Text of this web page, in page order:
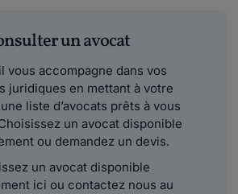
un avocat
vous accompagne dans vos
juridiques en mettant à votre
liste d’avocats prêts à vous
un avocat disponible
ou demandez un devis.
un avocat disponible
ici ou contactez nous au